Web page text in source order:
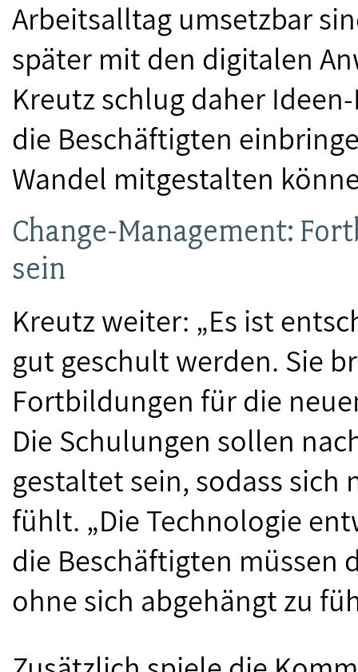
Arbeitsalltag umsetzbar
später mit den digitalen
Kreutz schlug daher
die Beschäftigten
Wandel mitgestalten
Change-Management:
sein
Kreutz weiter: „Es ist
gut geschult werden. Sie
Fortbildungen für die
Die Schulungen sollen
gestaltet sein, sodass
fühlt. „Die Technologie
die Beschäftigten
ohne sich abgehängt zu